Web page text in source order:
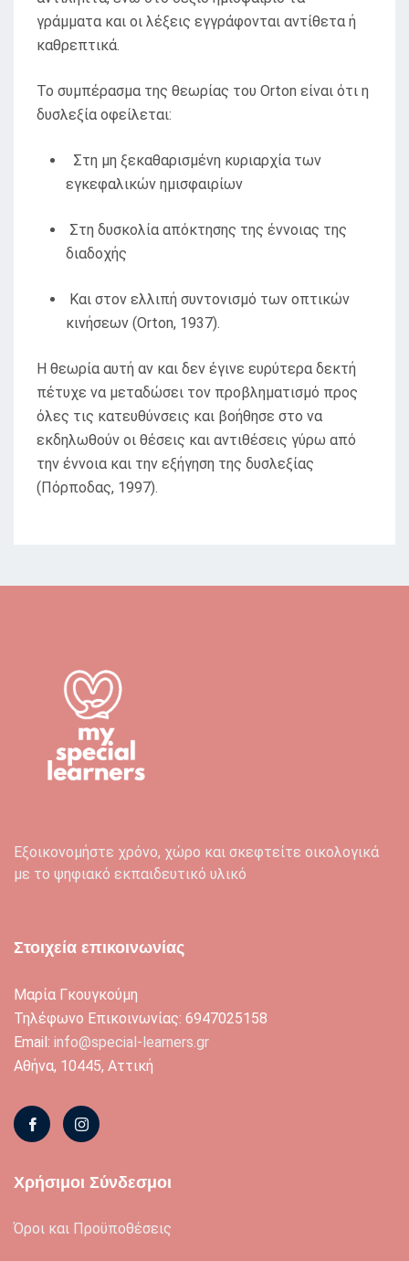
γράμματα και οι λέξεις εγγράφονται αντίθετα ή
καθρεπτικά.
Το συμπέρασμα της θεωρίας του Orton είναι ότι η
δυσλεξία οφείλεται:
Στη μη ξεκαθαρισμένη κυριαρχία των
εγκεφαλικών ημισφαιρίων
Στη δυσκολία απόκτησης της έννοιας της
διαδοχής
Και στον ελλιπή συντονισμό των οπτικών
κινήσεων (Orton, 1937).
Η θεωρία αυτή αν και δεν έγινε ευρύτερα δεκτή
πέτυχε να μεταδώσει τον προβληματισμό προς
όλες τις κατευθύνσεις και βοήθησε στο να
εκδηλωθούν οι θέσεις και αντιθέσεις γύρω από
την έννοια και την εξήγηση της δυσλεξίας
(Πόρποδας, 1997).
Εξοικονομήστε χρόνο, χώρο και σκεφτείτε οικολογικά
με το ψηφιακό εκπαιδευτικό υλικό
Στοιχεία επικοινωνίας
Μαρία Γκουγκούμη
Τηλέφωνο Επικοινωνίας: 6947025158
Email: info@special-learners.gr
Αθήνα, 10445, Αττική
Χρήσιμοι Σύνδεσμοι
Όροι και Προϋποθέσεις